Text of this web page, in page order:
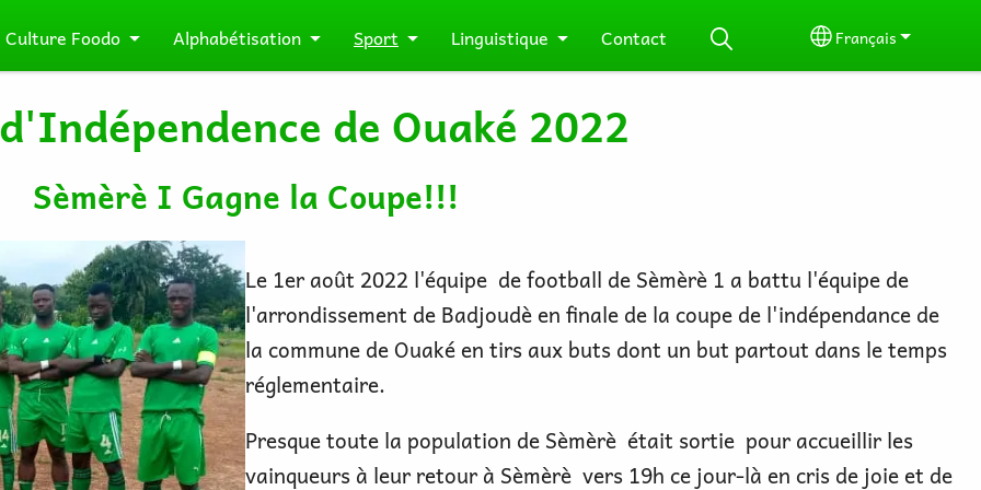
Culture Foodo Alphabétisation Sport Linguistique Contact Select your
Français
de Ouaké 2022
Sèmèrè I Gagne la Coupe!!!
Le 1er août 2022 l'équipe de football de Sèmèrè 1 a battu l'équipe de
l'arrondissement de Badjoudè en finale de la coupe de l'indépendance de
la commune de Ouaké en tirs aux buts dont un but partout dans le temps
réglementaire.
Presque toute la population de Sèmèrè était sortie pour accueillir les
vainqueurs à leur retour à Sèmèrè vers 19h ce jour-là en cris de joie et de